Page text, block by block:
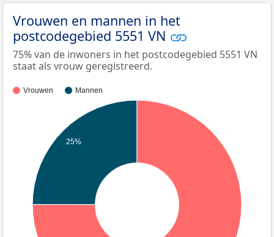
Vrouwen en mannen in het
postcodegebied 5551 VN
75% van de inwoners in het postcodegebied 5551 VN
staat als vrouw geregistreerd.
Vrouwen Mannen
25%